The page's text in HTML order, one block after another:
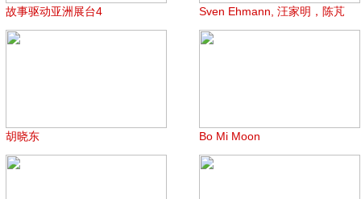
故事驱动亚洲展台4 Sven Ehmann, 汪家明，陈芃
胡晓东 Bo Mi Moon